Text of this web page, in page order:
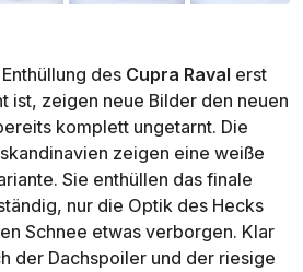
des Cupra Raval erst
ist, zeigen neue Bilder den neuen
komplett ungetarnt. Die
zeigen eine weiße
Sie enthüllen das finale
nur die Optik des Hecks
Schnee etwas verborgen. Klar
der Dachspoiler und der riesige